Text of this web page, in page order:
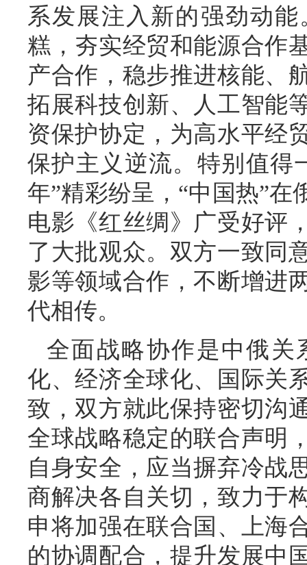
系发展注入新的强劲动
糕，夯实经贸和能源合作
产合作，稳步推进核能、
拓展科技创新、人工智能
资保护协定，为高水平经
保护主义逆流。特别值得
年”精彩纷呈，“中国热”
电影《红丝绸》广受好评
了大批观众。双方一致同
影等领域合作，不断增进
代相传。
全面战略协作是中俄关
化、经济全球化、国际关
致，双方就此保持密切沟
全球战略稳定的联合声明
自身安全，应当摒弃冷战
商解决各自关切，致力于
申将加强在联合国、上海
的协调配合，提升发展中